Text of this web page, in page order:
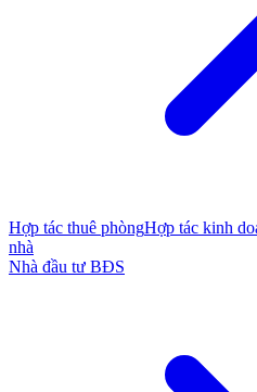
Hợp tác thuê phòngHợp tác kinh
nhà
Nhà đầu tư BĐS